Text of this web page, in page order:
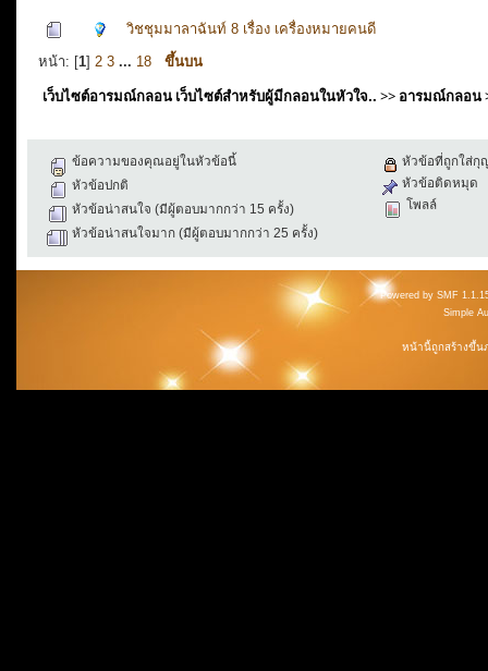
วิชชุมมาลาฉันท์ 8 เรื่อง เครื่องหมายคนดี
หน้า: [1] 2 3 ... 18 ขึ้นบน
เว็บไซต์อารมณ์กลอน เว็บไซต์สำหรับผู้มีกลอนในหัวใจ.. >> อารมณ์กลอน
ข้อความของคุณอยู่ในหัวข้อนี้
หัวข้อปกติ
หัวข้อน่าสนใจ (มีผู้ตอบมากกว่า 15 ครั้ง)
หัวข้อน่าสนใจมาก (มีผู้ตอบมากกว่า 25 ครั้ง)
หัวข้อที่ถูกใส่กุ
หัวข้อติดหมุด
โพลล์
Powered by SMF
Simple
หน้านี้ถูกสร้างขึ้น